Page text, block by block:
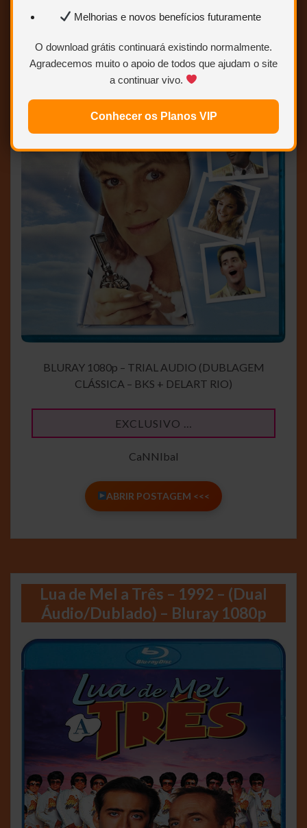
Melhorias e novos benefícios futuramente
O download grátis continuará existindo normalmente.
Agradecemos muito o apoio de todos que ajudam o site
a continuar vivo.
Conhecer os Planos VIP
BLURAY 1080p – TRIAL AUDIO (DUBLAGEM
CLÁSSICA – BKS + DELART RIO)
EXCLUSIVO …
CaNNIbal
ABRIR POSTAGEM <<<
Lua de Mel a Três – 1992 – (Dual
Áudio/Dublado) – Bluray 1080p